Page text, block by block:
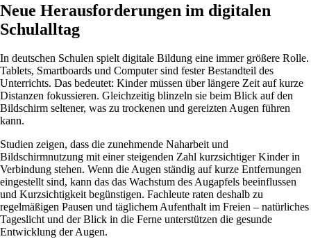
Neue Herausforderungen im digitalen
Schulalltag
In deutschen Schulen spielt digitale Bildung eine immer größere Rolle.
Tablets, Smartboards und Computer sind fester Bestandteil des
Unterrichts. Das bedeutet: Kinder müssen über längere Zeit auf kurze
Distanzen fokussieren. Gleichzeitig blinzeln sie beim Blick auf den
Bildschirm seltener, was zu trockenen und gereizten Augen führen
kann.
Studien zeigen, dass die zunehmende Naharbeit und
Bildschirmnutzung mit einer steigenden Zahl kurzsichtiger Kinder in
Verbindung stehen. Wenn die Augen ständig auf kurze Entfernungen
eingestellt sind, kann das das Wachstum des Augapfels beeinflussen
und Kurzsichtigkeit begünstigen. Fachleute raten deshalb zu
regelmäßigen Pausen und täglichem Aufenthalt im Freien – natürliches
Tageslicht und der Blick in die Ferne unterstützen die gesunde
Entwicklung der Augen.